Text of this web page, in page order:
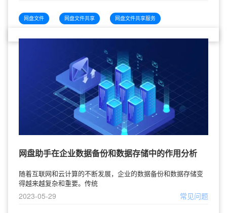
网盘文件 网盘文件共享 网盘文件共享服务
网盘助手在企业数据备份和数据存储中的作用分析
随着互联网和云计算的不断发展，企业的数据备份和数据存储变
得越来越复杂和重要。传统
2023-05-29 常见问题